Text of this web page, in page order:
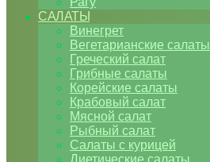
САЛАТЫ
Винегрет
Вегетарианские салаты
Греческий салат
Грибные салаты
Корейские салаты
Крабовый салат
Мясной салат
Рыбный салат
Салаты с курицей
Диетические салаты